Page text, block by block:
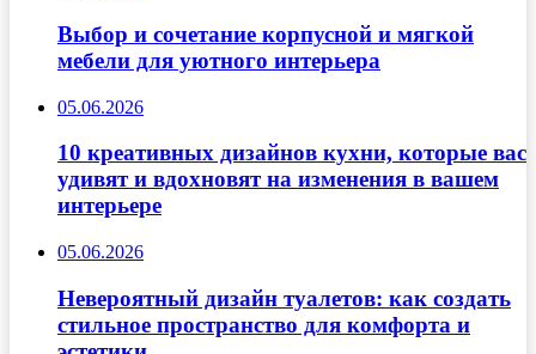
Выбор и сочетание корпусной и мягкой
мебели для уютного интерьера
05.06.2026
10 креативных дизайнов кухни, которые вас
удивят и вдохновят на изменения в вашем
интерьере
05.06.2026
Невероятный дизайн туалетов: как создать
стильное пространство для комфорта и